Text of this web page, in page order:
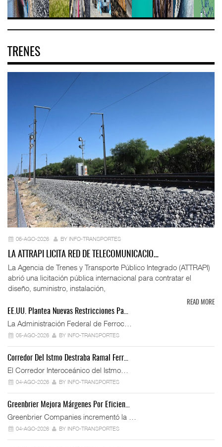
TRENES
06-AGO-2026 BY INFO-TRANSPORTES
LA ATTRAPI LICITA RED DE TELECOMUNICACIO…
La Agencia de Trenes y Transporte Público Integrado (ATTRAPI)
abrió una licitación pública internacional para contratar el
diseño, suministro, instalación,
READ MORE
EE.UU. Plantea Nuevas Restricciones Pa…
La Administración Federal de Ferroc…
05-AGO-2026 BY INFO-TRANSPORTES
Corredor Del Istmo Destraba Ramal Ferr…
El Corredor Interoceánico del Istmo…
04-AGO-2026 BY INFO-TRANSPORTES
Greenbrier Mejora Márgenes Por Eficien…
Greenbrier Companies incrementó la …
04-AGO-2026 BY INFO-TRANSPORTES